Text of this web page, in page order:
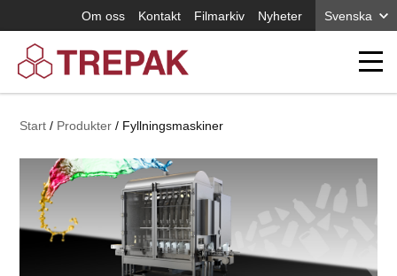
Om oss Kontakt Filmarkiv Nyheter Svenska
Start Produkter Fyllningsmaskiner